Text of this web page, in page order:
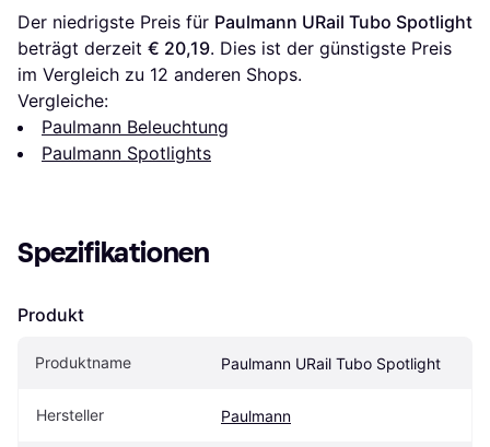
Der niedrigste Preis für Paulmann URail Tubo Spotlight
beträgt derzeit € 20,19. Dies ist der günstigste Preis
im Vergleich zu 12 anderen Shops.
Vergleiche:
Paulmann Beleuchtung
Paulmann Spotlights
Spezifikationen
Produkt
Produktname Paulmann URail Tubo Spotlight
Hersteller Paulmann